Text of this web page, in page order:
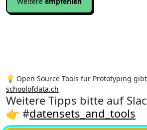
💡 Open Source Tools für Prototyping
schoolofdata.ch
Weitere Tipps bitte auf
👉 #datensets_and_tools